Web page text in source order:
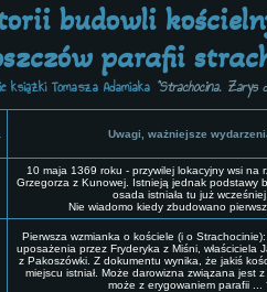
budowli
parafii
książki Tomasza Adamiaka "Strachocina. Zarys
Uwagi, ważniejsze
10 maja 1369 roku - przywilej lokacyjny wsi na
Grzegorza z Kunowej. Istnieją jednak podstawy
osada istniała tu już wcześniej.
Nie wiadomo kiedy zbudowano
Pierwsza wzmianka o kościele (i o
uposażenia przez Fryderyka z Miśni, właściciela
z Pakoszówki. Z dokumentu wynika, że jakiś
miejscu istniał. Może darowizna związana jest
może z erygowaniem parafii ...